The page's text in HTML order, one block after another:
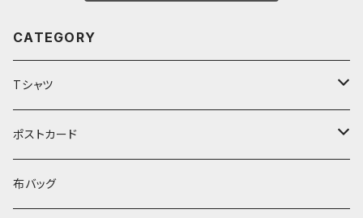
CATEGORY
Tシャツ
長袖
半袖
ポストカード
誕生日
布バッグ